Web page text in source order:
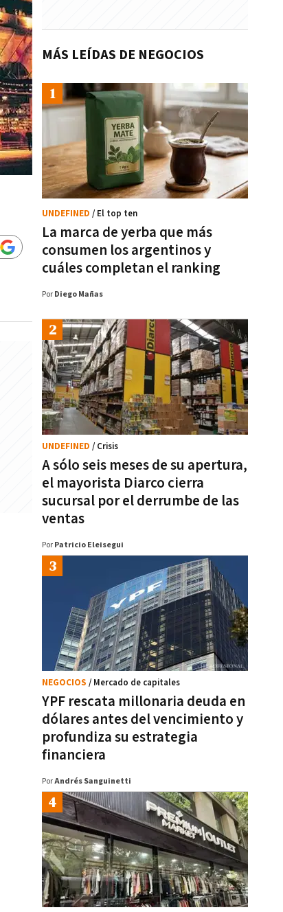
MÁS LEÍDAS DE NEGOCIOS
La marca de yerba que más
consumen los argentinos y
cuáles completan el ranking
UNDEFINED / El top ten
Por Diego Mañas
A sólo seis meses de su apertura,
el mayorista Diarco cierra
sucursal por el derrumbe de las
ventas
UNDEFINED / Crisis
Por Patricio Eleisegui
YPF rescata millonaria deuda en
dólares antes del vencimiento y
profundiza su estrategia
financiera
NEGOCIOS / Mercado de capitales
PorAndrés Sanguinetti